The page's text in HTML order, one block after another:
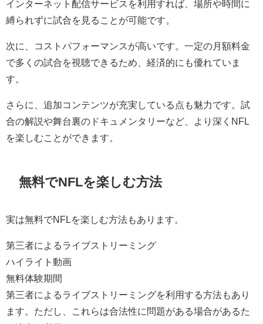
インターネット配信サービスを利用すれば、場所や時間に
縛られずに試合を見ることが可能です。
次に、コストパフォーマンスが高いです。一定の月額料金
で多くの試合を視聴できるため、経済的にも優れていま
す。
さらに、追加コンテンツが充実している点も魅力です。試
合の解説や舞台裏のドキュメンタリーなど、より深くNFL
を楽しむことができます。
無料でNFLを楽しむ方法
実は無料でNFLを楽しむ方法もあります。
第三者によるライブストリーミング
ハイライト動画
無料体験期間
第三者によるライブストリーミングを利用する方法もあり
ます。ただし、これらは合法性に問題がある場合があるた